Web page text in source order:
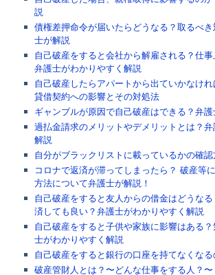
説
債権差押命令が届いたらどうなる？取るべ
士が解説
自己破産をすると会社から解雇される？仕
弁護士がわかりやすく解説
自己破産したらアパートから出ていかなけ
貸借契約への影響とその対処法
ギャンブルが原因で自己破産はできる？弁
過払金請求のメリットやデメリットとは？弁
解説
自分がブラックリストに載っているかの確
コロナで返済が滞ってしまったら？ 破産等
方法について弁護士が解説！
自己破産をすると友人からの借金はどうな
済しても良い？弁護士がわかりやすく解説
自己破産をすると子供や家族に影響はある
士がわかりやすく解説
自己破産をすると銀行の口座を持てなくなる
破産管財人とは？〜どんな仕事をする人？〜